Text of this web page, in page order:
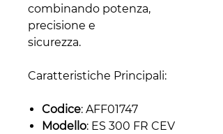
combinando potenza,
precisione e
sicurezza.
Caratteristiche Principali:
Codice: AFF01747
Modello: ES 300 FR CEV